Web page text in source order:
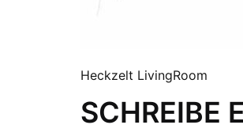
Heckzelt LivingRoom
SCHREIBE